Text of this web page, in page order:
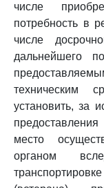
числе
потребность в
числе
дальнейшего
техническим
установить, за
место
органом